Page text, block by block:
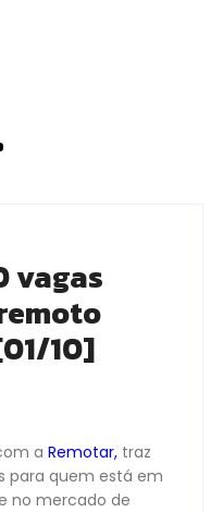
vagas
10]
a Remotar, traz
para quem está em
no mercado de